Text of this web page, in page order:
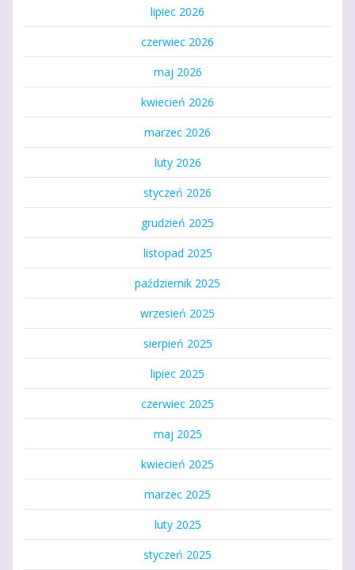
lipiec 2026
czerwiec 2026
maj 2026
kwiecień 2026
marzec 2026
luty 2026
styczeń 2026
grudzień 2025
listopad 2025
październik 2025
wrzesień 2025
sierpień 2025
lipiec 2025
czerwiec 2025
maj 2025
kwiecień 2025
marzec 2025
luty 2025
styczeń 2025